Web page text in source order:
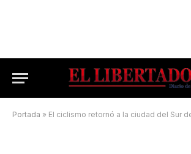
Portada » El ciclismo retornó a la ciudad del Sur